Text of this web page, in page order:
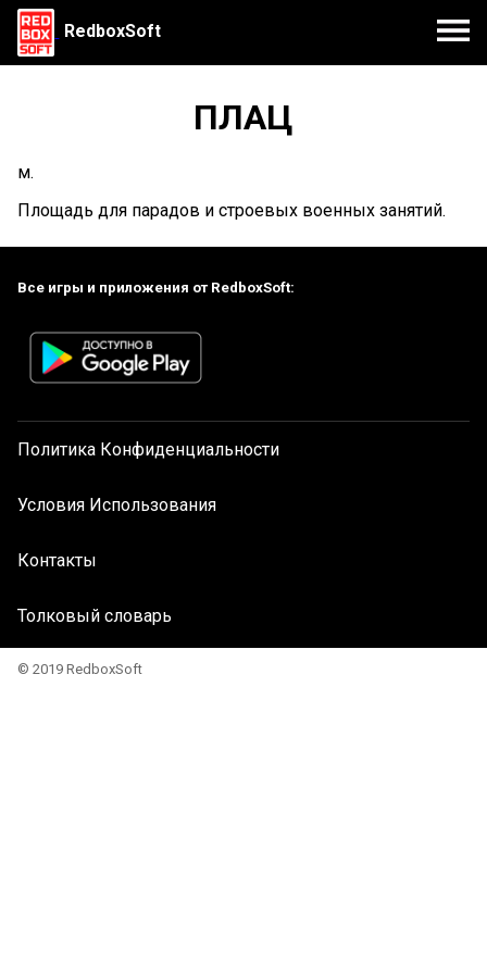
RedboxSoft
ПЛАЦ
м.
Площадь для парадов и строевых военных занятий.
Все игры и приложения от RedboxSoft:
Политика Конфиденциальности
Условия Использования
Контакты
Толковый словарь
© 2019 RedboxSoft